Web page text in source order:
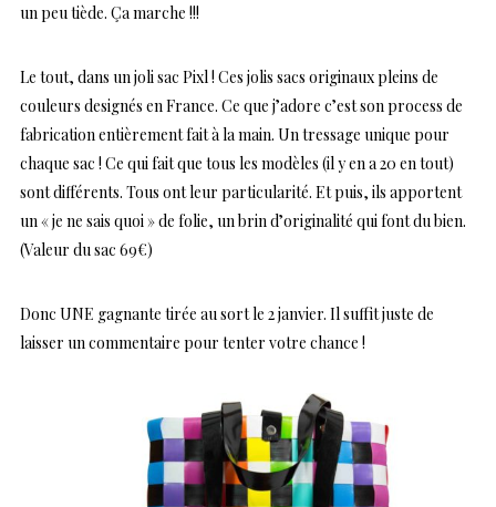
un peu tiède. Ça marche !!!
Le tout, dans un joli sac Pixl ! Ces jolis sacs originaux pleins de
couleurs designés en France. Ce que j’adore c’est son process de
fabrication entièrement fait à la main. Un tressage unique pour
chaque sac ! Ce qui fait que tous les modèles (il y en a 20 en tout)
sont différents. Tous ont leur particularité. Et puis, ils apportent
un « je ne sais quoi » de folie, un brin d’originalité qui font du bien.
(Valeur du sac 69€)
Donc UNE gagnante tirée au sort le 2 janvier. Il suffit juste de
laisser un commentaire pour tenter votre chance !